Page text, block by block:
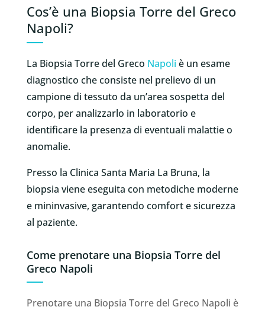
Cos’è una Biopsia Torre del Greco
Napoli?
La Biopsia Torre del Greco Napoli è un esame
diagnostico che consiste nel prelievo di un
campione di tessuto da un’area sospetta del
corpo, per analizzarlo in laboratorio e
identificare la presenza di eventuali malattie o
anomalie.
Presso la Clinica Santa Maria La Bruna, la
biopsia viene eseguita con metodiche moderne
e mininvasive, garantendo comfort e sicurezza
al paziente.
Come prenotare una Biopsia Torre del
Greco Napoli
Prenotare una Biopsia Torre del Greco Napoli è